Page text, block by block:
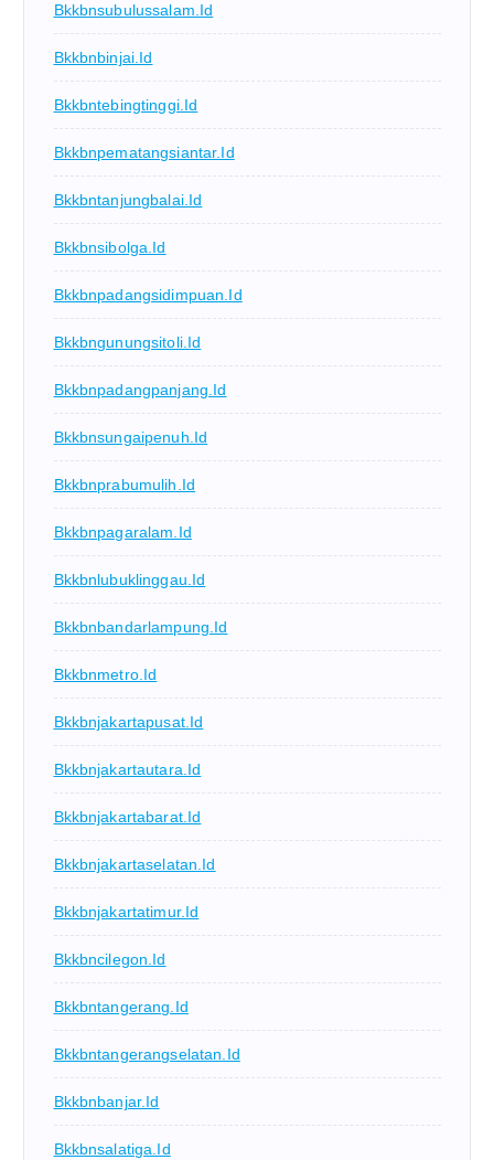
Bkkbnsubulussalam.id
Bkkbnbinjai.id
Bkkbntebingtinggi.id
Bkkbnpematangsiantar.id
Bkkbntanjungbalai.id
Bkkbnsibolga.id
Bkkbnpadangsidimpuan.id
Bkkbngunungsitoli.id
Bkkbnpadangpanjang.id
Bkkbnsungaipenuh.id
Bkkbnprabumulih.id
Bkkbnpagaralam.id
Bkkbnlubuklinggau.id
Bkkbnbandarlampung.id
Bkkbnmetro.id
Bkkbnjakartapusat.id
Bkkbnjakartautara.id
Bkkbnjakartabarat.id
Bkkbnjakartaselatan.id
Bkkbnjakartatimur.id
Bkkbncilegon.id
Bkkbntangerang.id
Bkkbntangerangselatan.id
Bkkbnbanjar.id
Bkkbnsalatiga.id